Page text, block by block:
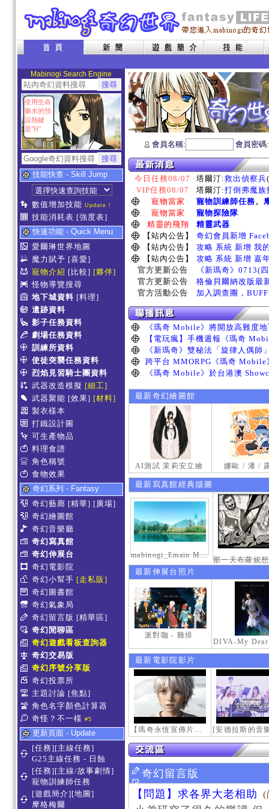
Mabinogi Search Engine
使用生命
藥水的預
設熱鍵
是"H"
技能快查 - Skill Jump
數值增加技能 Update !
技能消耗表 [強度表]
快速功能 - Quick Menu
愛爾琳世界地圖
魔力賦予 [喜愛]
寵物介紹 [比較] [夥伴]
怪物導覽搜尋
地下城資料 [料理]
遺跡資料
影子任務資料
劇場任務資料
訓練所資料
使徒突襲任務資料
烈焰見習騎士團資料
武器改造模擬 [細工]
武器聚能 [效果] [材料]
製衣樣本
打鐵設計圖
可生產物品
料理食譜
角色稱號
食物效果
奇幻系列 - Fantasy
奇幻藝廊 [精華] [廣場]
奇幻繪圖館
奇幻音樂廳
奇幻寫真館
奇幻伸展台
奇幻電影院
奇幻小幫手 [走私販]
奇幻圖書館
奇幻氣象局
奇幻留言版 [精華區]
奇幻閒聊區
奇幻遊戲看板查詢器
奇幻交易版
奇幻序號分享版
奇幻投票所
主題討論 [焦點]
角色名字顏色計算器
奇怪？不一樣 #5
更新頁面 - Update
[任務][主線任務]
G25主線任務 - 日蝕
[任務][主線/故事劇情]
寵物訓練師任務
[遊戲簡介][地圖]
摩格梅爾
會員名稱: 會員密
今日任務08/07 塔爾汀:救出偵察兵
VIP任務08/07
塔爾汀:打倒弗魔
寵物當家
寵物訓練師任務、
寵物當家
寵物探險隊
精靈的飛翔
精靈武器
【站內公告】
奇幻會員新增
【站內公告】
攻略 系統 新增 我
【站內公告】
攻略 系統 新增 嘉
官方更新公告
《新瑪奇》0713(
官方更新公告
格倫貝爾納改版最
官方活動公告
加入調查團，
最新奇幻繪圖館
AI測試 茉莉安立繪 娜歐 / 潘 /
最新寫真館經典擷圖
mabinogi_Emain Macha_0900-1200_1
最新伸展台照片
派對咖 - 雞排
最新電影院影片
【瑪奇永恆宣傳片】最初的感動
奇幻留言版
【問題】求各界大老相助
(